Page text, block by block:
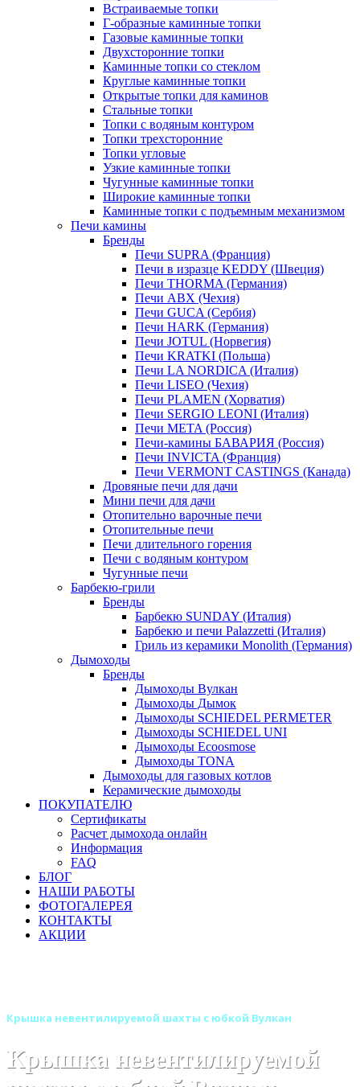
Встраиваемые топки
Г-образные каминные топки
Газовые каминные топки
Двухсторонние топки
Каминные топки со стеклом
Круглые каминные топки
Открытые топки для каминов
Стальные топки
Топки с водяным контуром
Топки трехсторонние
Топки угловые
Узкие каминные топки
Чугунные каминные топки
Широкие каминные топки
Каминные топки с подъемным механизмом
Печи камины
Бренды
Печи SUPRA (Франция)
Печи в изразце KEDDY (Швеция)
Печи THORMA (Германия)
Печи ABX (Чехия)
Печи GUCA (Сербия)
Печи HARK (Германия)
Печи JOTUL (Норвегия)
Печи KRATKI (Польша)
Печи LA NORDICA (Италия)
Печи LISEO (Чехия)
Печи PLAMEN (Хорватия)
Печи SERGIO LEONI (Италия)
Печи META (Россия)
Печи-камины БАВАРИЯ (Россия)
Печи INVICTA (Франция)
Печи VERMONT CASTINGS (Канада)
Дровяные печи для дачи
Мини печи для дачи
Отопительно варочные печи
Отопительные печи
Печи длительного горения
Печи с водяным контуром
Чугунные печи
Барбекю-грили
Бренды
Барбекю SUNDAY (Италия)
Барбекю и печи Palazzetti (Италия)
Гриль из керамики Monolith (Германия)
Дымоходы
Бренды
Дымоходы Вулкан
Дымоходы Дымок
Дымоходы SCHIEDEL PERMETER
Дымоходы SCHIEDEL UNI
Дымоходы Ecoosmose
Дымоходы TONA
Дымоходы для газовых котлов
Керамические дымоходы
ПОКУПАТЕЛЮ
Сертификаты
Расчет дымохода онлайн
Информация
FAQ
БЛОГ
НАШИ РАБОТЫ
ФОТОГАЛЕРЕЯ
КОНТАКТЫ
АКЦИИ
Крышка невентилируемой шахты с юбкой Вулкан
Крышка невентилируемой